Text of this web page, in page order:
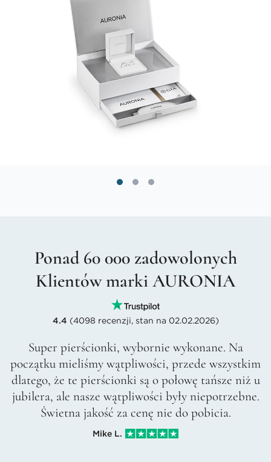
Ponad 60 000 zadowolonych
Klientów marki AURONIA
4.4 (4098 recenzji, stan na 02.02.2026)
Super pierścionki, wybornie wykonane. Na
początku mieliśmy wątpliwości, przede wszystkim
dlatego, że te pierścionki są o połowę tańsze niż u
jubilera, ale nasze wątpliwości były niepotrzebne.
Świetna jakość za cenę nie do pobicia.
Mike L.